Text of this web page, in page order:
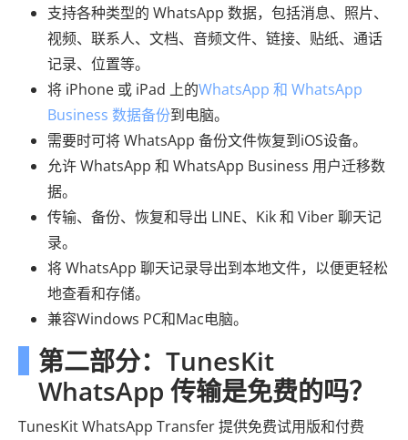
支持各种类型的 WhatsApp 数据，包括消息、照片、
视频、联系人、文档、音频文件、链接、贴纸、通话
记录、位置等。
将 iPhone 或 iPad 上的WhatsApp 和 WhatsApp
Business 数据备份到电脑。
需要时可将 WhatsApp 备份文件恢复到iOS设备。
允许 WhatsApp 和 WhatsApp Business 用户迁移数
据。
传输、备份、恢复和导出 LINE、Kik 和 Viber 聊天记
录。
将 WhatsApp 聊天记录导出到本地文件，以便更轻松
地查看和存储。
兼容Windows PC和Mac电脑。
第二部分：TunesKit
WhatsApp 传输是免费的吗？
TunesKit WhatsApp Transfer 提供免费试用版和付费